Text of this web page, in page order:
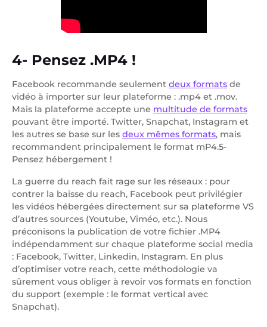
4- Pensez .MP4 !
Facebook recommande seulement deux formats de
vidéo à importer sur leur plateforme : .mp4 et .mov.
Mais la plateforme accepte une multitude de formats
pouvant être importé. Twitter, Snapchat, Instagram et
les autres se base sur les deux mêmes formats, mais
recommandent principalement le format mP4.5-
Pensez hébergement !
La guerre du reach fait rage sur les réseaux : pour
contrer la baisse du reach, Facebook peut privilégier
les vidéos hébergées directement sur sa plateforme VS
d’autres sources (Youtube, Viméo, etc.). Nous
préconisons la publication de votre fichier .MP4
indépendamment sur chaque plateforme social media
: Facebook, Twitter, Linkedin, Instagram. En plus
d’optimiser votre reach, cette méthodologie va
sûrement vous obliger à revoir vos formats en fonction
du support (exemple : le format vertical avec
Snapchat).